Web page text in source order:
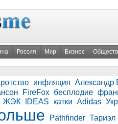
Россия Мир Бизнес
инфляция Александр
FireFox бесплодие
ЖЭК IDEAS катки Adidas
Pathfinder Тариэл